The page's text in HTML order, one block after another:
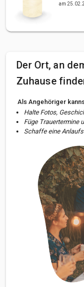
am
Der Ort, an
Zuhause
Als Angehöriger
Halte Fotos,
Füge Trauertermine
Schaffe eine